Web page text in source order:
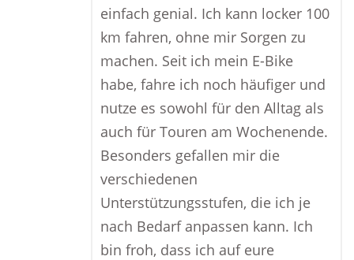
einfach genial. Ich kann locker 100
km fahren, ohne mir Sorgen zu
machen. Seit ich mein E-Bike
habe, fahre ich noch häufiger und
nutze es sowohl für den Alltag als
auch für Touren am Wochenende.
Besonders gefallen mir die
verschiedenen
Unterstützungsstufen, die ich je
nach Bedarf anpassen kann. Ich
bin froh, dass ich auf eure